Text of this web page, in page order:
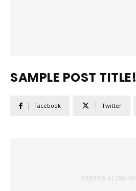
SAMPLE POST TITLE!
Facebook Twitter